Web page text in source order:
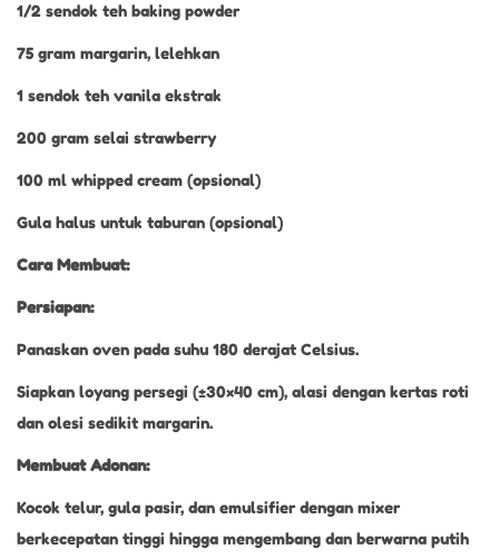
1/2 sendok teh baking powder
75 gram margarin, lelehkan
1 sendok teh vanila ekstrak
200 gram selai strawberry
100 ml whipped cream (opsional)
Gula halus untuk taburan (opsional)
Cara Membuat:
Persiapan:
Panaskan oven pada suhu 180 derajat Celsius.
Siapkan loyang persegi (±30×40 cm), alasi dengan kertas roti
dan olesi sedikit margarin.
Membuat Adonan:
Kocok telur, gula pasir, dan emulsifier dengan mixer
berkecepatan tinggi hingga mengembang dan berwarna putih